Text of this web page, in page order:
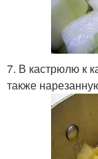
7. В кастрюлю к
также